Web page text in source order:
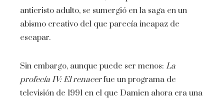
anticristo adulto, se sumergió en la saga en un
abismo creativo del que parecía incapaz de
escapar.
Sin embargo, aunque puede ser menos: La
profecía IV: El renacerfue un programa de
televisión de 1991 en el que Damien ahora era una